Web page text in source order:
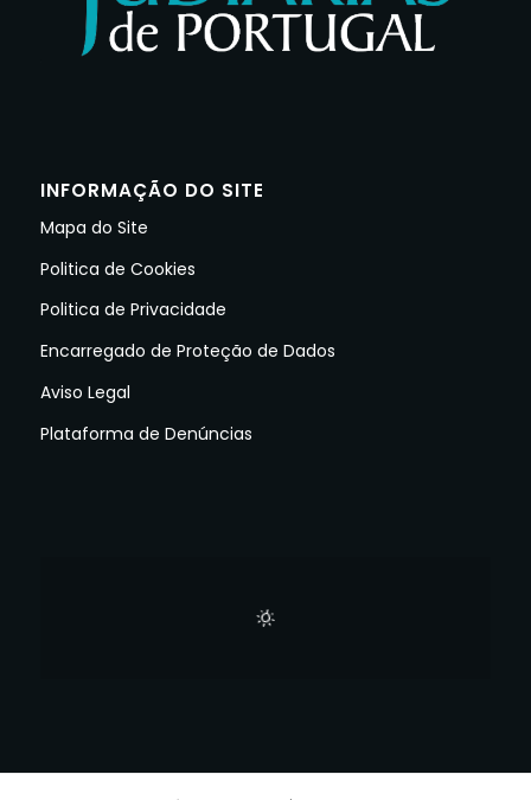
INFORMAÇÃO DO SITE
Mapa do Site
Politica de Cookies
Politica de Privacidade
Encarregado de Proteção de Dados
Aviso Legal
Plataforma de Denúncias